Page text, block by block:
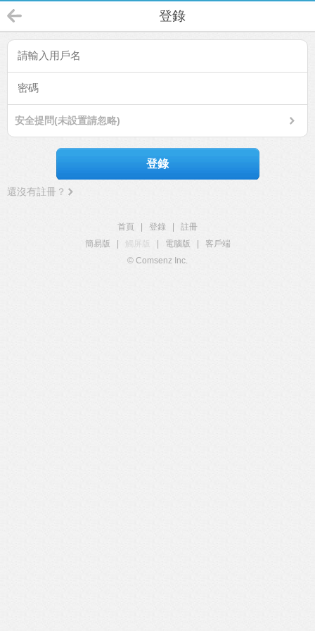
登錄
安全提問(未設置請忽略)
登錄
還沒有註冊？
首頁 登錄
註冊
簡易版
觸屏版 電腦版
客戶端
© Comsenz Inc.